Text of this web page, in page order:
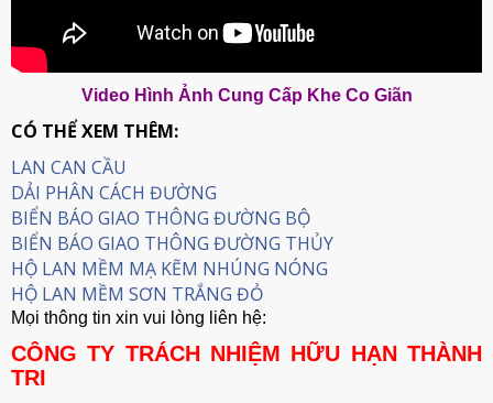
Video Hình Ảnh Cung Cấp Khe Co Giãn
CÓ THỂ XEM THÊM:
LAN CAN CẦU
DẢI PHÂN CÁCH ĐƯỜNG
BIỂN BÁO GIAO THÔNG ĐƯỜNG BỘ
BIỂN BÁO GIAO THÔNG ĐƯỜNG THỦY
HỘ LAN MỀM MẠ KẼM NHÚNG NÓNG
HỘ LAN MỀM SƠN TRẮNG ĐỎ
Mọi thông tin xin vui lòng liên hệ:
CÔNG TY TRÁCH NHIỆM HỮU HẠN THÀNH
TRI